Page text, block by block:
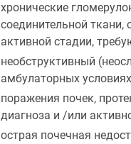
хронические
соединительной ткани,
активной стадии,
необструктивный
амбулаторных
поражения почек,
диагноза и /или
острая почечная